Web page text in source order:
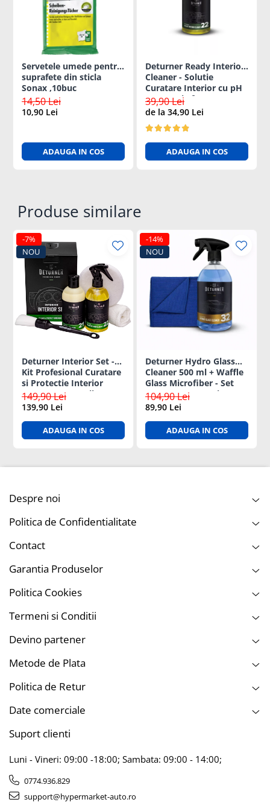
Diagrame Tahograf
în buzunar, făcându-l ideal pentru utilizare în călătorii
sau în deplasări zilnice.
Servetele umede pentru
suprafete din sticla
Sonax ,10buc
14,50 Lei
10,90 Lei
ADAUGA IN COS
Deturner Ready Interior
Cleaner - Solutie
Curatare Interior cu pH
Neutru si Efect
Antibacterian 250ml
39,90 Lei
de la 34,90 Lei
ADAUGA IN COS
Produse similare
-7%
NOU
Deturner Interior Set -
Kit Profesional Curatare
si Protectie Interior
Auto cu Accesorii
Incluse, Finisaj Satinat -
149,90 Lei
139,90 Lei
ADAUGA IN COS
-14%
NOU
Deturner Hydro Glass
Cleaner 500 ml + Waffle
Glass Microfiber - Set
Curatare Geamuri Auto
104,90 Lei
89,90 Lei
ADAUGA IN COS
Despre noi
Politica de Confidentialitate
Contact
Garantia Produselor
Politica Cookies
Termeni si Conditii
Devino partener
Metode de Plata
Politica de Retur
Date comerciale
Suport clienti
Luni - Vineri: 09:00 -18:00; Sambata: 09:00 - 14:00;
0774.936.829
support@hypermarket-auto.ro